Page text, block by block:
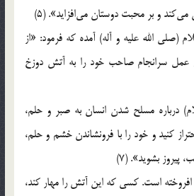
(صلى الله عليه و آله) آمده كه فرمود: «از
عمل سرانجام صاحب خود را به آتش دوزخ
درباره مسلح شدن انسان به صبر و حلم،
كنید و خود را با فرونشاندن خشم و حلم،
پیروز بشوید». (7)
است. كسى كه این آتش را مهار كند،